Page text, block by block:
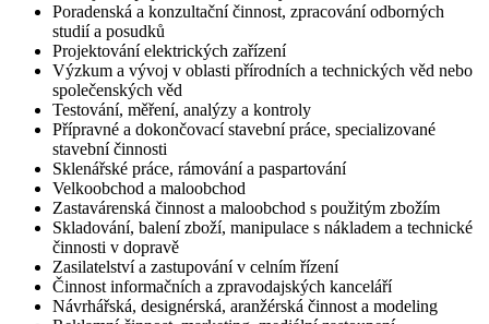
Poradenská a konzultační činnost, zpracování odborných
studií a posudků
Projektování elektrických zařízení
Výzkum a vývoj v oblasti přírodních a technických věd nebo
společenských věd
Testování, měření, analýzy a kontroly
Přípravné a dokončovací stavební práce, specializované
stavební činnosti
Sklenářské práce, rámování a paspartování
Velkoobchod a maloobchod
Zastavárenská činnost a maloobchod s použitým zbožím
Skladování, balení zboží, manipulace s nákladem a technické
činnosti v dopravě
Zasilatelství a zastupování v celním řízení
Činnost informačních a zpravodajských kanceláří
Návrhářská, designérská, aranžérská činnost a modeling